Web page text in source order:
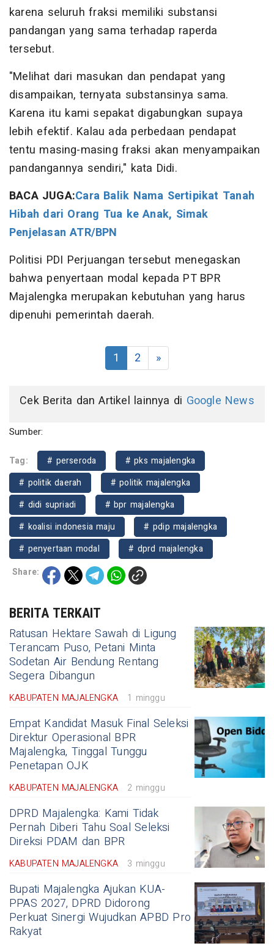
karena seluruh fraksi memiliki substansi
pandangan yang sama terhadap raperda
tersebut.
"Melihat dari masukan dan pendapat yang
disampaikan, ternyata substansinya sama.
Karena itu kami sepakat digabungkan supaya
lebih efektif. Kalau ada perbedaan pendapat
tentu masing-masing fraksi akan menyampaikan
pandangannya sendiri," kata Didi.
BACA JUGA:Cara Balik Nama Sertipikat Tanah
Hibah dari Orang Tua ke Anak, Simak
Penjelasan ATR/BPN
Politisi PDI Perjuangan tersebut menegaskan
bahwa penyertaan modal kepada PT BPR
Majalengka merupakan kebutuhan yang harus
dipenuhi pemerintah daerah.
1 2 »
Cek Berita dan Artikel lainnya di Google News
Sumber:
Tag: # perseroda
# pks majalengka
# politik daerah
# politik majalengka
# didi supriadi
# bpr majalengka
# koalisi indonesia maju
# pdip majalengka
# penyertaan modal
# dprd majalengka
Share:
BERITA TERKAIT
Ratusan Hektare Sawah di Ligung
Terancam Puso, Petani Minta
Sodetan Air Bendung Rentang
Segera Dibangun
KABUPATEN MAJALENGKA 1 minggu
Empat Kandidat Masuk Final Seleksi
Direktur Operasional BPR
Majalengka, Tinggal Tunggu
Penetapan OJK
KABUPATEN MAJALENGKA 2 minggu
DPRD Majalengka: Kami Tidak
Pernah Diberi Tahu Soal Seleksi
Direksi PDAM dan BPR
KABUPATEN MAJALENGKA 3 minggu
Bupati Majalengka Ajukan KUA-
PPAS 2027, DPRD Didorong
Perkuat Sinergi Wujudkan APBD Pro
Rakyat